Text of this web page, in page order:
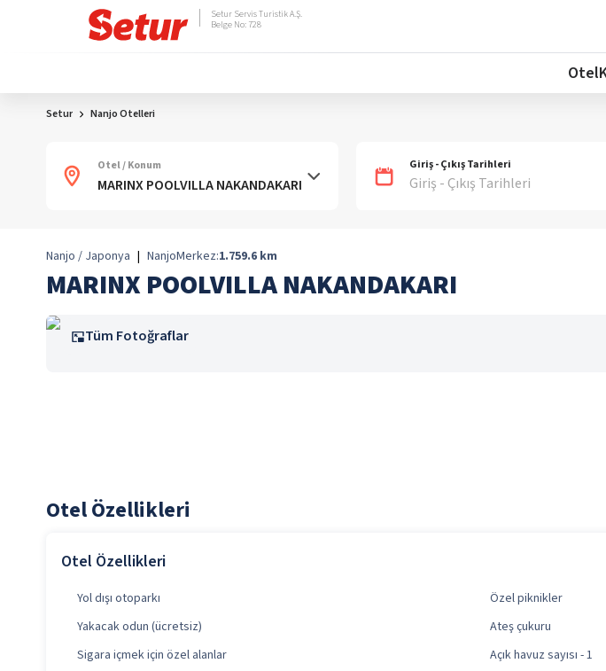
Setur Servis Turistik A.Ş.
Belge No: 728
Otel
Setur Nanjo Otelleri
Otel / Konum Giriş - Çıkış Tarihleri
Giriş - Çıkış Tarihleri
Nanjo / Japonya | NanjoMerkez:1.759.6 km
MARINX POOLVILLA NAKANDAKARI
Tüm Fotoğraflar
Otel Özellikleri
Otel Özellikleri
Yol dışı otoparkı Özel piknikler
Yakacak odun (ücretsiz)
Ateş çukuru
Sigara içmek için özel alanlar
Açık havuz sayısı - 1